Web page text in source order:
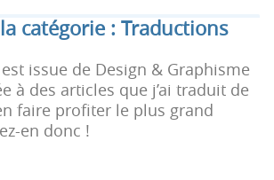
catégorie : Traductions
issue de Design & Graphisme
à des articles que j’ai traduit de
faire profiter le plus grand
en donc !